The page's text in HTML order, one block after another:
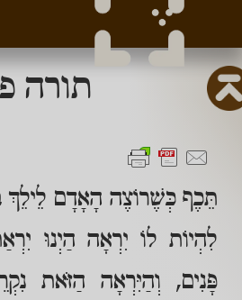
תורה
תֵּכֶף כְּשֶׁרוֹצֶה הָאָדָם לֵילֵךְ
לִהְיוֹת לוֹ יִרְאָה הַיְנוּ
פָּנִים, וְהַיִּרְאָה הַזֹּאת